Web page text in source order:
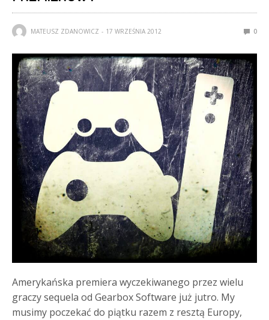
MATEUSZ ZDANOWICZ 17 WRZEŚNIA 2012 0
Amerykańska premiera wyczekiwanego przez wielu
graczy sequela od Gearbox Software już jutro. My
musimy poczekać do piątku razem z resztą Europy,